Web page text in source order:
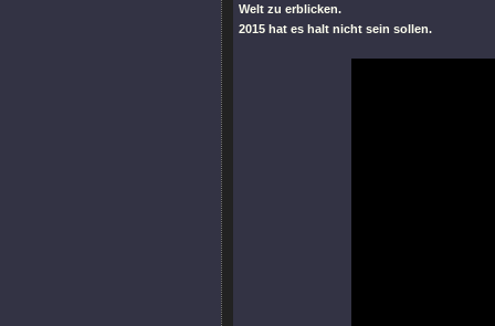
Welt zu erblicken.
2015 hat es halt nicht sein sollen.